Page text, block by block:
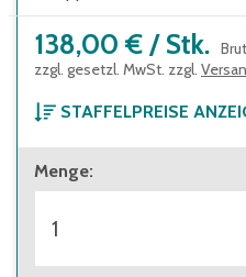
138,00 € / Stk.
zzgl. gesetzl. MwSt. zzgl.
STAFFELPREISE
ab 1 Stück
138,00 €
ab 26 Stück
125,00 €
Menge: